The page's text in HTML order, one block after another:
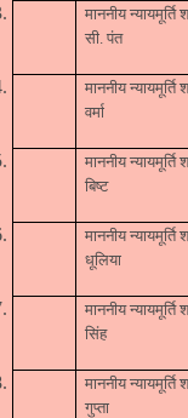
माननीय न्यायमूर्ति
सी. पंत
माननीय न्यायमूर्ति
वर्मा
माननीय न्यायमूर्ति
बिष्ट
माननीय न्यायमूर्ति
धूलिया
माननीय
सिंह
माननीय न्यायमूर्ति
गुप्ता